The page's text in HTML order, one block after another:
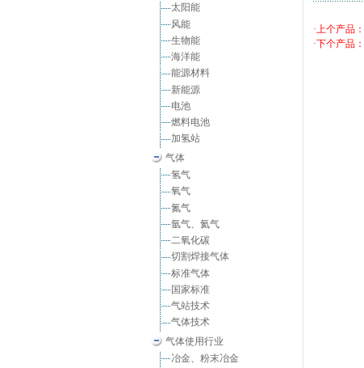
太阳能
风能
生物能
海洋能
能源材料
新能源
电池
燃料电池
加氢站
气体
氢气
氧气
氮气
氩气、氦气
二氧化碳
切割焊接气体
标准气体
国家标准
气站技术
气体技术
气体使用行业
冶金、粉末冶金
·上个产品：
·下个产品：